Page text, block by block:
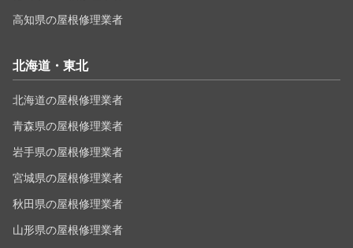
高知県の屋根修理業者
北海道・東北
北海道の屋根修理業者
青森県の屋根修理業者
岩手県の屋根修理業者
宮城県の屋根修理業者
秋田県の屋根修理業者
山形県の屋根修理業者